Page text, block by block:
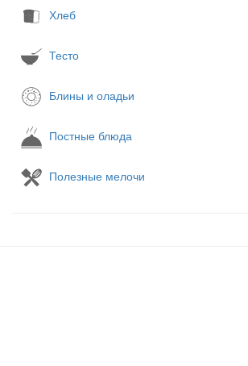
Хлеб
Тесто
Блины и оладьи
Постные блюда
Полезные мелочи